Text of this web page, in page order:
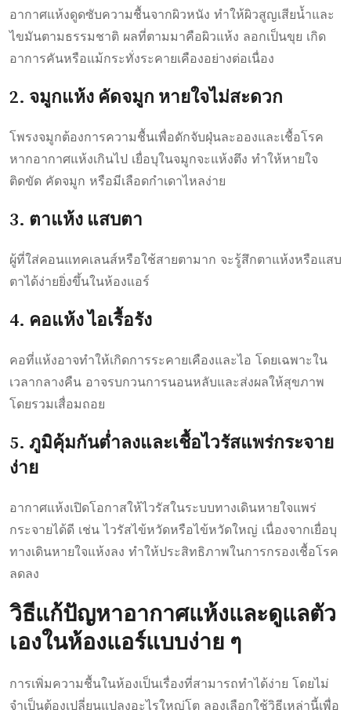
อากาศแห้งดูดซับความชื้นจากผิวหนัง ทำให้ผิวสูญเสียน้ำและ
ไขมันตามธรรมชาติ ผลที่ตามมาคือผิวแห้ง ลอกเป็นขุย เกิด
อาการคันหรือแม้กระทั่งระคายเคืองอย่างต่อเนื่อง
2. จมูกแห้ง คัดจมูก หายใจไม่สะดวก
โพรงจมูกต้องการความชื้นเพื่อดักจับฝุ่นละอองและเชื้อโรค
หากอากาศแห้งเกินไป เยื่อบุในจมูกจะแห้งตึง ทำให้หายใจ
ติดขัด คัดจมูก หรือมีเลือดกำเดาไหลง่าย
3. ตาแห้ง แสบตา
ผู้ที่ใส่คอนแทคเลนส์หรือใช้สายตามาก จะรู้สึกตาแห้งหรือแสบ
ตาได้ง่ายยิ่งขึ้นในห้องแอร์
4. คอแห้ง ไอเรื้อรัง
คอที่แห้งอาจทำให้เกิดการระคายเคืองและไอ โดยเฉพาะใน
เวลากลางคืน อาจรบกวนการนอนหลับและส่งผลให้สุขภาพ
โดยรวมเสื่อมถอย
5. ภูมิคุ้มกันต่ำลงและเชื้อไวรัสแพร่กระจาย
ง่าย
อากาศแห้งเปิดโอกาสให้ไวรัสในระบบทางเดินหายใจแพร่
กระจายได้ดี เช่น ไวรัสไข้หวัดหรือไข้หวัดใหญ่ เนื่องจากเยื่อบุ
ทางเดินหายใจแห้งลง ทำให้ประสิทธิภาพในการกรองเชื้อโรค
ลดลง
วิธีแก้ปัญหาอากาศแห้งและดูแลตัว
เองในห้องแอร์แบบง่าย ๆ
การเพิ่มความชื้นในห้องเป็นเรื่องที่สามารถทำได้ง่าย โดยไม่
จำเป็นต้องเปลี่ยนแปลงอะไรใหญ่โต ลองเลือกใช้วิธีเหล่านี้เพื่อ